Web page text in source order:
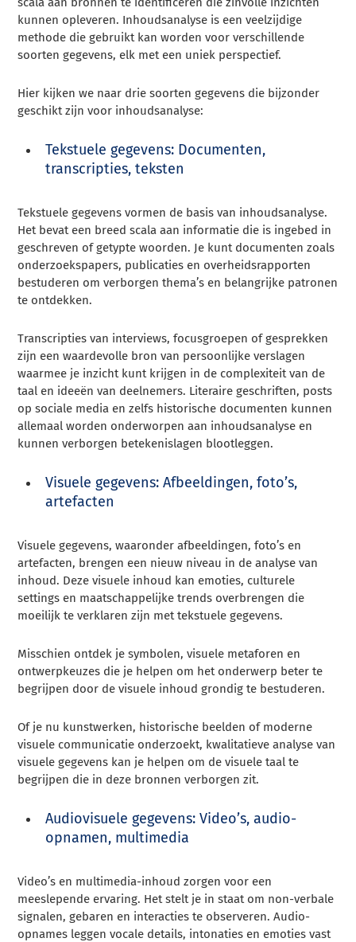
kunnen opleveren. Inhoudsanalyse is een veelzijdige
methode die gebruikt kan worden voor verschillende
soorten gegevens, elk met een uniek perspectief.
Hier kijken we naar drie soorten gegevens die bijzonder
geschikt zijn voor inhoudsanalyse:
Tekstuele gegevens: Documenten,
transcripties, teksten
Tekstuele gegevens vormen de basis van inhoudsanalyse.
Het bevat een breed scala aan informatie die is ingebed in
geschreven of getypte woorden. Je kunt documenten zoals
onderzoekspapers, publicaties en overheidsrapporten
bestuderen om verborgen thema’s en belangrijke patronen
te ontdekken.
Transcripties van interviews, focusgroepen of gesprekken
zijn een waardevolle bron van persoonlijke verslagen
waarmee je inzicht kunt krijgen in de complexiteit van de
taal en ideeën van deelnemers. Literaire geschriften, posts
op sociale media en zelfs historische documenten kunnen
allemaal worden onderworpen aan inhoudsanalyse en
kunnen verborgen betekenislagen blootleggen.
Visuele gegevens: Afbeeldingen, foto’s,
artefacten
Visuele gegevens, waaronder afbeeldingen, foto’s en
artefacten, brengen een nieuw niveau in de analyse van
inhoud. Deze visuele inhoud kan emoties, culturele
settings en maatschappelijke trends overbrengen die
moeilijk te verklaren zijn met tekstuele gegevens.
Misschien ontdek je symbolen, visuele metaforen en
ontwerpkeuzes die je helpen om het onderwerp beter te
begrijpen door de visuele inhoud grondig te bestuderen.
Of je nu kunstwerken, historische beelden of moderne
visuele communicatie onderzoekt, kwalitatieve analyse van
visuele gegevens kan je helpen om de visuele taal te
begrijpen die in deze bronnen verborgen zit.
Audiovisuele gegevens: Video’s, audio-
opnamen, multimedia
Video’s en multimedia-inhoud zorgen voor een
meeslepende ervaring. Het stelt je in staat om non-verbale
signalen, gebaren en interacties te observeren. Audio-
opnames leggen vocale details, intonaties en emoties vast